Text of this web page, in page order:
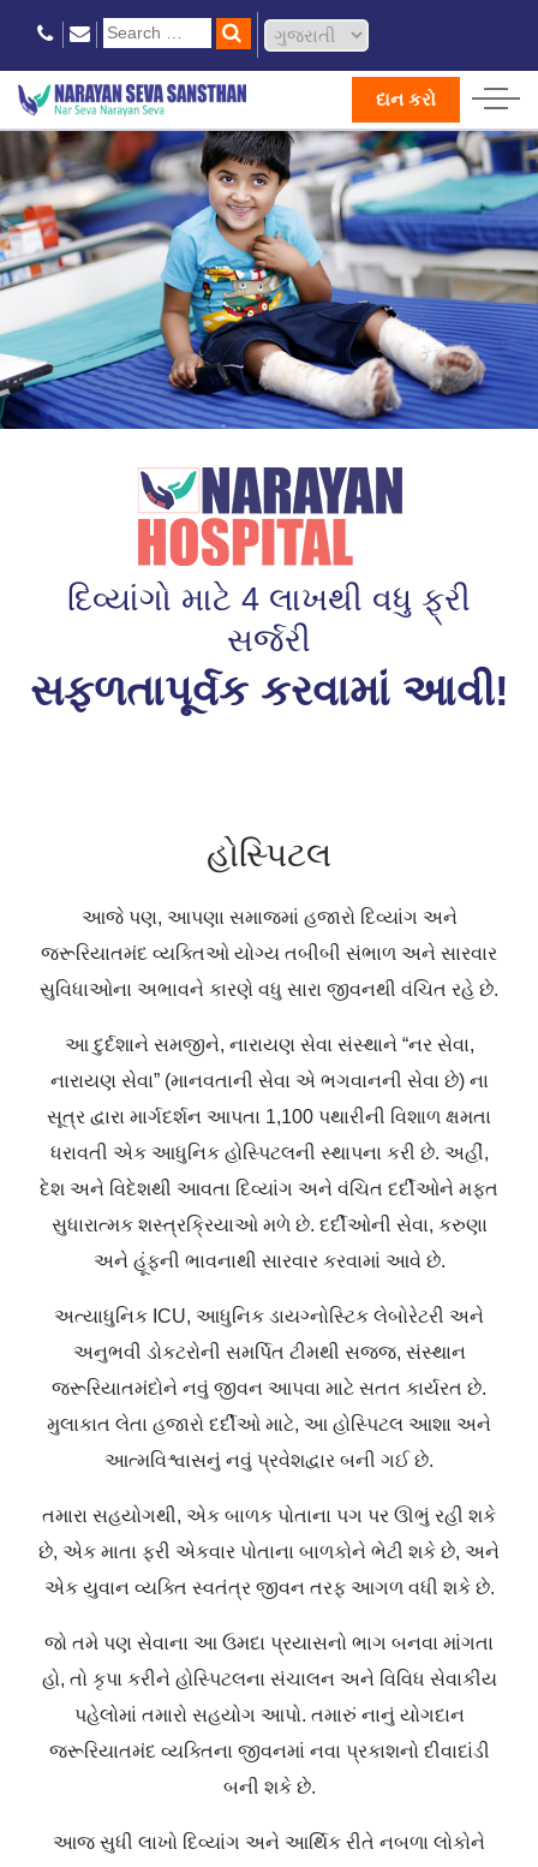
દાન કરો
દિવ્યાંગો માટે 4 લાખથી વધુ ફ્રી
સર્જરી
સફળતાપૂર્વક કરવામાં આવી!
હોસ્પિટલ
આજે પણ, આપણા સમાજમાં હજારો દિવ્યાંગ અને
જરૂરિયાતમંદ વ્યક્તિઓ યોગ્ય તબીબી સંભાળ અને સારવાર
સુવિધાઓના અભાવને કારણે વધુ સારા જીવનથી વંચિત રહે છે.
આ દુર્દશાને સમજીને, નારાયણ સેવા સંસ્થાને “નર સેવા,
નારાયણ સેવા” (માનવતાની સેવા એ ભગવાનની સેવા છે) ના
સૂત્ર દ્વારા માર્ગદર્શન આપતા 1,100 પથારીની વિશાળ ક્ષમતા
ધરાવતી એક આધુનિક હોસ્પિટલની સ્થાપના કરી છે. અહીં,
દેશ અને વિદેશથી આવતા દિવ્યાંગ અને વંચિત દર્દીઓને મફત
સુધારાત્મક શસ્ત્રક્રિયાઓ મળે છે. દર્દીઓની સેવા, કરુણા
અને હૂંફની ભાવનાથી સારવાર કરવામાં આવે છે.
અત્યાધુનિક ICU, આધુનિક ડાયગ્નોસ્ટિક લેબોરેટરી અને
અનુભવી ડોકટરોની સમર્પિત ટીમથી સજ્જ, સંસ્થાન
જરૂરિયાતમંદોને નવું જીવન આપવા માટે સતત કાર્યરત છે.
મુલાકાત લેતા હજારો દર્દીઓ માટે, આ હોસ્પિટલ આશા અને
આત્મવિશ્વાસનું નવું પ્રવેશદ્વાર બની ગઈ છે.
તમારા સહયોગથી, એક બાળક પોતાના પગ પર ઊભું રહી શકે
છે, એક માતા ફરી એકવાર પોતાના બાળકોને ભેટી શકે છે, અને
એક યુવાન વ્યક્તિ સ્વતંત્ર જીવન તરફ આગળ વધી શકે છે.
જો તમે પણ સેવાના આ ઉમદા પ્રયાસનો ભાગ બનવા માંગતા
હો, તો કૃપા કરીને હોસ્પિટલના સંચાલન અને વિવિધ સેવાકીય
પહેલોમાં તમારો સહયોગ આપો. તમારું નાનું યોગદાન
જરૂરિયાતમંદ વ્યક્તિના જીવનમાં નવા પ્રકાશનો દીવાદાંડી
બની શકે છે.
આજ સુધી લાખો દિવ્યાંગ અને આર્થિક રીતે નબળા લોકોને